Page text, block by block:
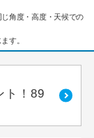
角度・高度・天候での
す。
ト！89